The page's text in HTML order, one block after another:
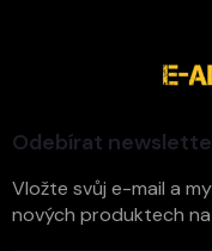
Odebírat
Vložte svůj e-mail a
nových produktech